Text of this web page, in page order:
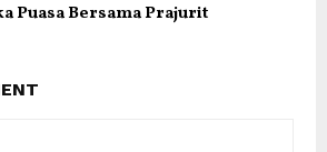
Puasa Bersama Prajurit